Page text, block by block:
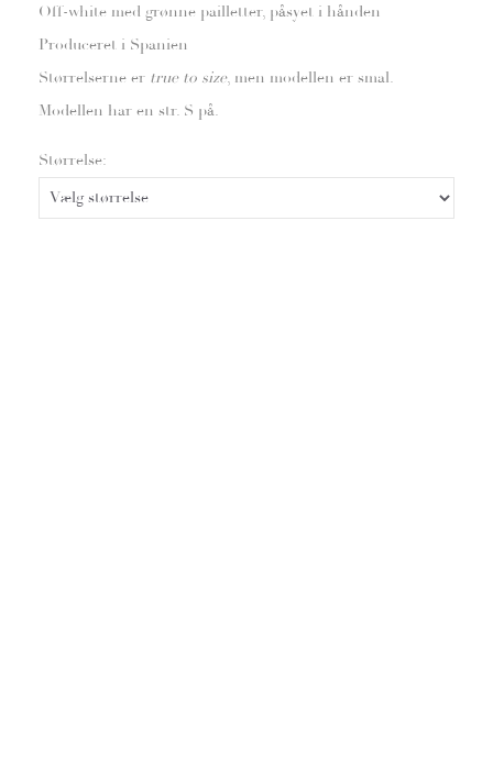
Off-white med grønne pailletter, påsyet i hånden
Produceret i Spanien
Størrelserne er true to size, men modellen er smal.
Modellen har en str. S på.
Størrelse: